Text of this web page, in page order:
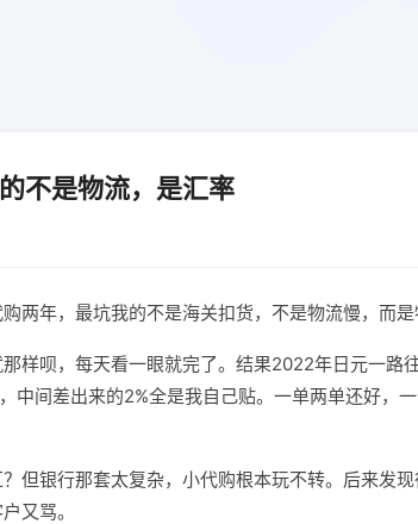
不是物流，是汇率
两年，最坑我的不是海关扣货，不是物流慢，而是
样呗，每天看一眼就完了。结果2022年日元一路
中间差出来的2%全是我自己贴。一单两单还好，
但银行那套太复杂，小代购根本玩不转。后来发
又骂。